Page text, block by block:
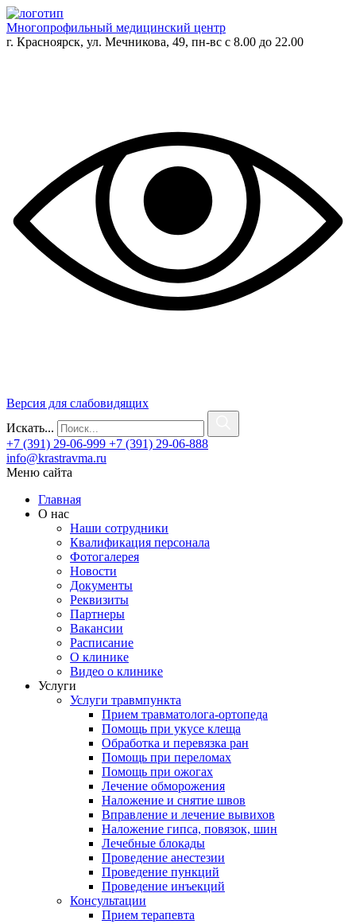
Многопрофильный медицинский центр
г. Красноярск, ул. Мечникова, 49, пн-вс с 8.00 до 22.00
Версия для слабовидящих
Искать...
+7 (391) 29-06-999 +7 (391) 29-06-888
info@krastravma.ru
Меню сайта
Главная
О нас
Наши сотрудники
Квалификация персонала
Фотогалерея
Новости
Документы
Реквизиты
Партнеры
Вакансии
Расписание
О клинике
Видео о клинике
Услуги
Услуги травмпункта
Прием травматолога-ортопеда
Помощь при укусе клеща
Обработка и перевязка ран
Помощь при переломах
Помощь при ожогах
Лечение обморожения
Наложение и снятие швов
Вправление и лечение вывихов
Наложение гипса, повязок, шин
Лечебные блокады
Проведение анестезии
Проведение пункций
Проведение инъекций
Консультации
Прием терапевта